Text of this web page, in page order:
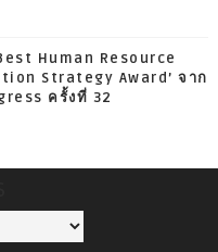
Human Resource
Strategy Award’ จาก
ครั้งที่ 32